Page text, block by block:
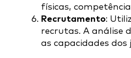
físicas,
Recrutamento:
recrutas. A análise
as capacidades